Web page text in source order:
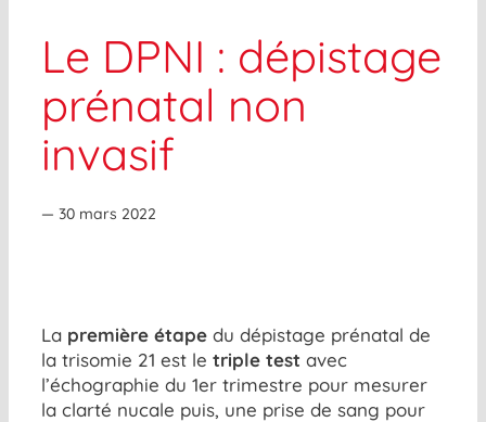
Le DPNI : dépistage
prénatal non
invasif
— 30 mars 2022
Lapremière étapedu dépistage prénatal de
la trisomie 21 est le triple test avec
l’échographie du 1er trimestre pour mesurer
la clarté nucale puis, une prise de sang pour